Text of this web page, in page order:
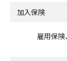
加入保険
雇用保